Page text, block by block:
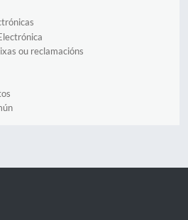
ou reclamacións